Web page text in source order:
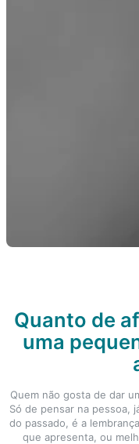
Quanto de
uma
Quem não gosta de dar
Só de pensar na pessoa,
do passado, é a
que apresenta, ou